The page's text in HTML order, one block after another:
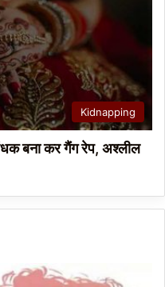
Kidnapping
बना कर गैंग रेप, अश्लील